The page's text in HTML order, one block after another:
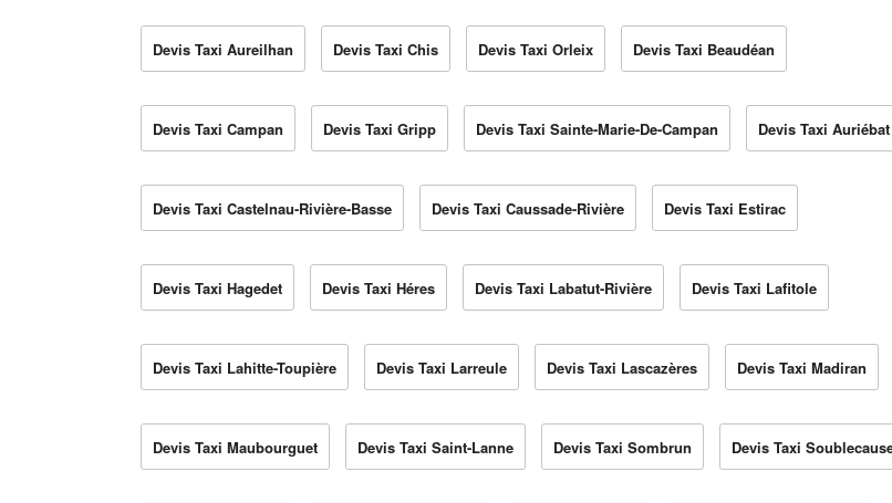
Devis Taxi Aureilhan Devis Taxi Chis Devis Taxi Orleix Devis Taxi Beaudéan
Devis Taxi Campan Devis Taxi Gripp Devis Taxi Sainte-Marie-De-Campan Devis Taxi Auriébat
Devis Taxi Castelnau-Rivière-Basse Devis Taxi Caussade-Rivière Devis Taxi Estirac
Devis Taxi Hagedet Devis Taxi Héres Devis Taxi Labatut-Rivière Devis Taxi Lafitole
Devis Taxi Lahitte-Toupière Devis Taxi Larreule Devis Taxi Lascazères Devis Taxi Madiran
Devis Taxi Maubourguet Devis Taxi Saint-Lanne Devis Taxi Sombrun Devis Taxi